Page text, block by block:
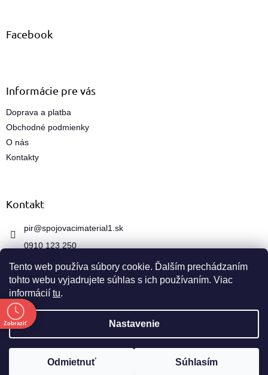
Tento web používa súbory cookie. Ďalším prechádzaním
tohto webu vyjadrujete súhlas s ich používaním. Viac
informácií tu.
Nastavenie
Odmietnuť Súhlasím
Facebook
Informácie pre vás
Doprava a platba
Obchodné podmienky
O nás
Kontakty
Kontakt
pir@spojovacimaterial1.sk
0910 123 250
spojovacimaterial1.sk
Zobraziť